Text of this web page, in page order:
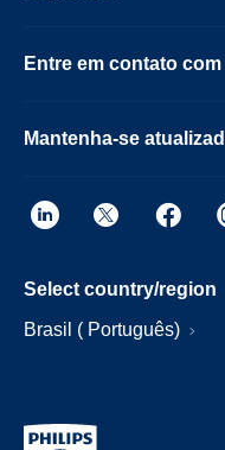
Entre em contato
Mantenha-se
Select country/region
Brasil ( Português)